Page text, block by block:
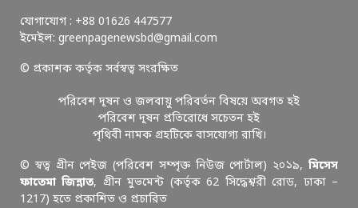
যোগাযোগ : +88 01626 447577
ইমেইল: greenpagenewsbd@gmail.com
© প্রকাশক কর্তৃক সর্বস্বত্ব সংরক্ষিত
পরিবেশ দূষন ও জলবায়ু পরিবর্তন বিষয়ে অবগত হই
পরিবেশ দূষন প্রতিরোধে সচেতন হই
পৃথিবী নামক গ্রহটিকে বাসযোগ্য রাখি।
© স্বত্ব গ্রীন পেইজ (পরিবেশ সম্পৃক্ত নিউজ পোর্টাল) ২০১৯, মিসেস
ফাতেমা জিন্নাত, গ্রীন মুভমেন্ট (কর্তৃক 62 সিদ্ধেশ্বরী রোড, ঢাকা –
1217) হতে প্রকাশিত ও প্রচারিত